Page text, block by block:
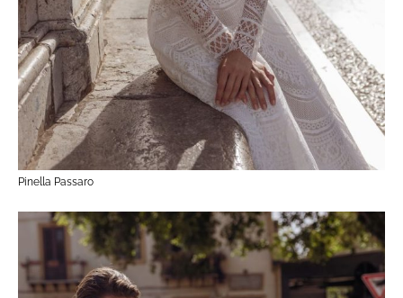
Pinella Passaro